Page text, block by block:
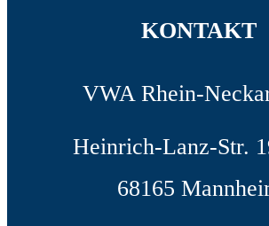
KONTAKT
VWA Rhein-
Heinrich-Lanz-Str.
68165